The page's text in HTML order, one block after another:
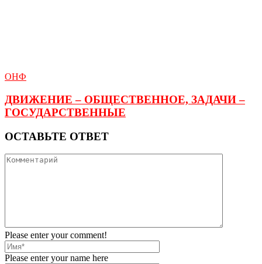
ОНФ
ДВИЖЕНИЕ – ОБЩЕСТВЕННОЕ, ЗАДАЧИ –
ГОСУДАРСТВЕННЫЕ
ОСТАВЬТЕ ОТВЕТ
Please enter your comment!
Please enter your name here